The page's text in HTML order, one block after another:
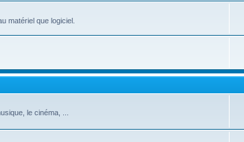
matériel que logiciel.
le cinéma, ...